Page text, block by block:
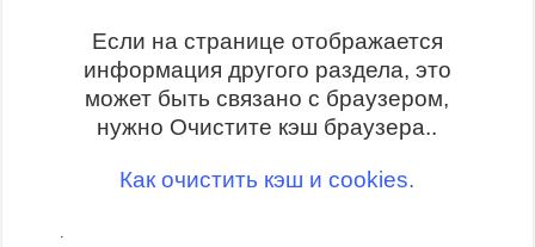
Если на странице отображается
информация другого раздела, это
может быть связано с браузером,
нужно Очистите кэш браузера..
Как очистить кэш и cookies.
.